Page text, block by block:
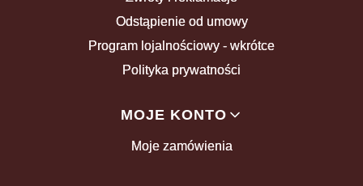
Odstąpienie od umowy
Program lojalnościowy - wkrótce
Polityka prywatności
MOJE KONTO
Moje zamówienia